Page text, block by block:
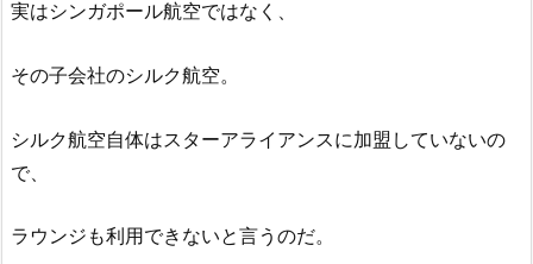
実はシンガポール航空ではなく、
その子会社のシルク航空。
シルク航空自体はスターアライアンスに加盟していないの
で、
ラウンジも利用できないと言うのだ。